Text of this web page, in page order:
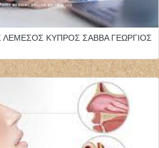
ΚΥΠΡΟΣ ΣΑΒΒΑ ΓΕΩΡΓΙΟΣ